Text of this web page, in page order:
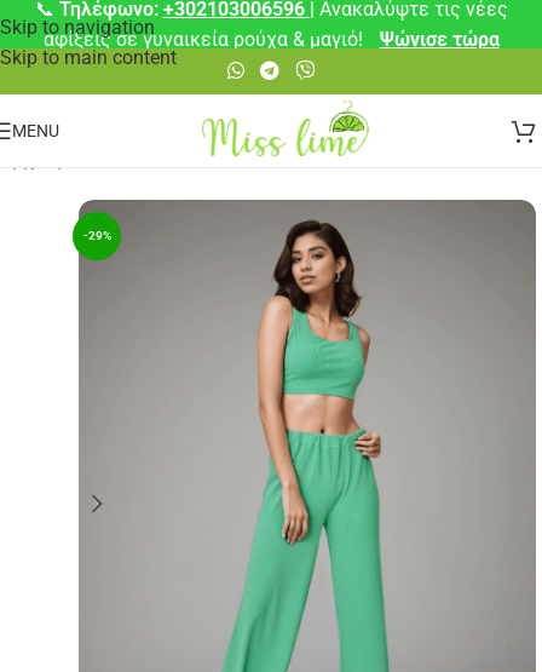
Skip to navigation
Skip to main content
📞 Τηλέφωνο: +302103006596 | Ανακαλύψτε τις νέες
αφίξεις σε γυναικεία ρούχα & μαγιό!
Ψώνισε τώρα
MENU
Παντελόνια
-29%